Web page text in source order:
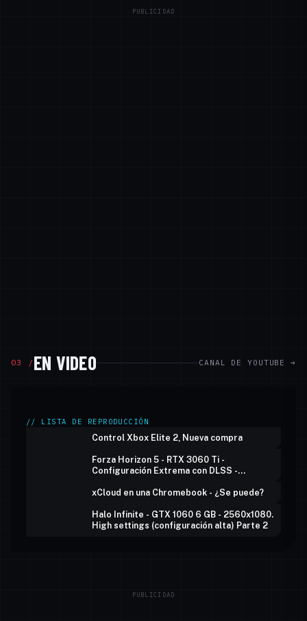
PUBLICIDAD
03 / EN VIDEO CANAL DE YOUTUBE →
¿CÓMO CONECTAR MÚLTIPLES MONITORES A
// LISTA DE REPRODUCCIÓN
Control Xbox Elite 2, Nueva compra
Forza Horizon 5 - RTX 3060 Ti -
Configuración Extrema con DLSS -
xCloud en una Chromebook - ¿Se puede?
Halo Infinite - GTX 1060 6 GB - 2560x1080.
High settings (configuración alta) Parte 2
PUBLICIDAD